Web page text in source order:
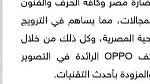
مما يساهم في الترويج
المصرية، وكل ذلك من خلال
استخدام هواتف OPPO الرائدة في التصوير
بأحدث التقنيات.